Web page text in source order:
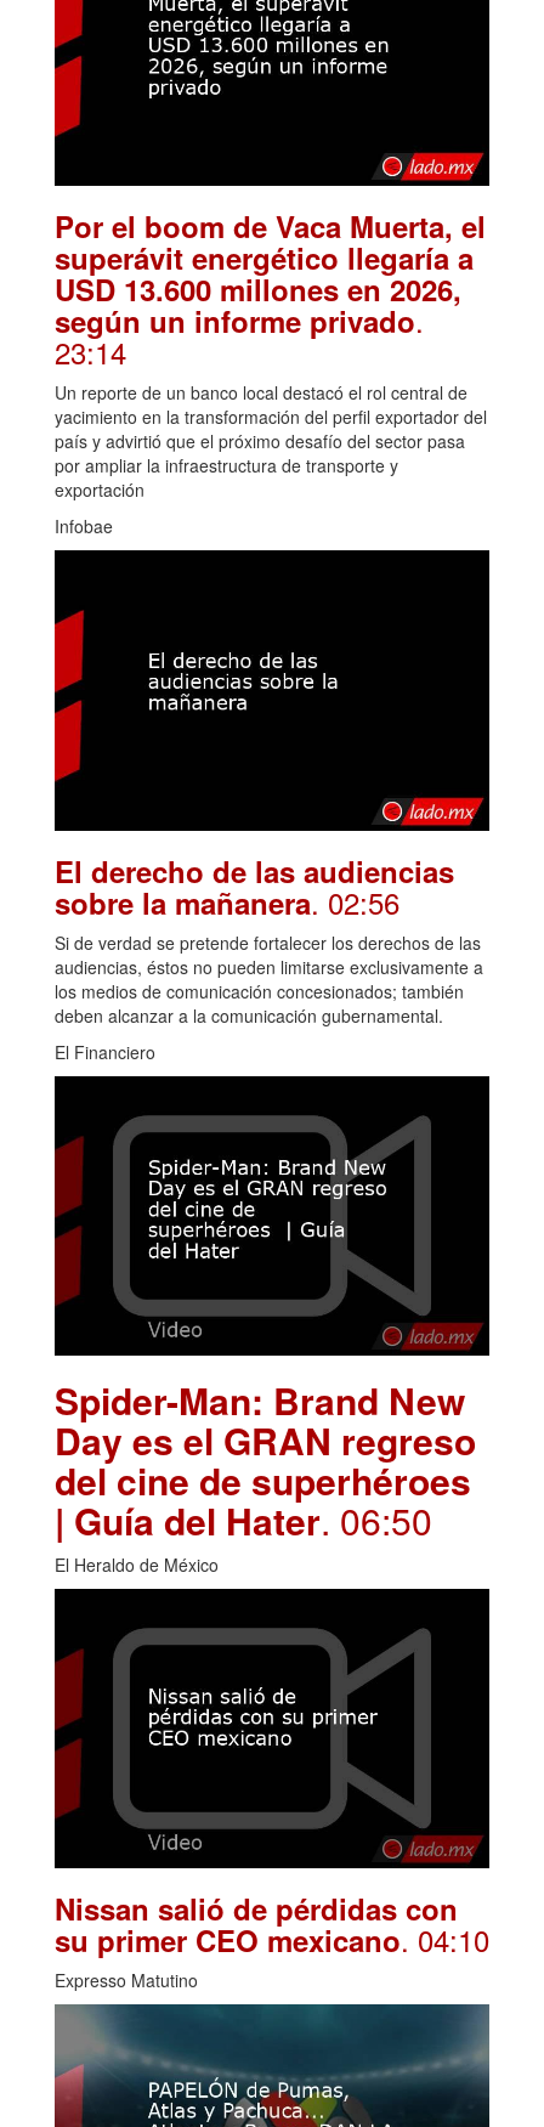
Por el boom de Vaca Muerta, el
superávit energético llegaría a
USD 13.600 millones en 2026,
según un informe privado.
23:14
Un reporte de un banco local destacó el rol central de
yacimiento en la transformación del perfil exportador del
país y advirtió que el próximo desafío del sector pasa
por ampliar la infraestructura de transporte y
exportación
Infobae
El derecho de las audiencias
sobre la mañanera. 02:56
Si de verdad se pretende fortalecer los derechos de las
audiencias, éstos no pueden limitarse exclusivamente a
los medios de comunicación concesionados; también
deben alcanzar a la comunicación gubernamental.
El Financiero
Spider-Man: Brand New
Day es el GRAN regreso
del cine de superhéroes
| Guía del Hater. 06:50
El Heraldo de México
Nissan salió de pérdidas con
su primer CEO mexicano. 04:10
Expresso Matutino